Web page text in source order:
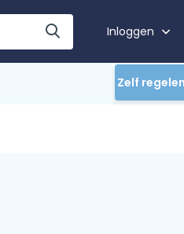
Inloggen
Zelf